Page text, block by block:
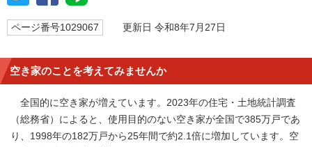
ページ番号1029067 更新日 令和8年7月27日
空き家のことを考えてみませんか
全国的に空き家が増えています。2023年の住宅・土地統計調査
（総務省）によると、使用目的のない空き家が全国で385万戸であ
り、1998年の182万戸から25年間で約2.1倍に増加しています。空